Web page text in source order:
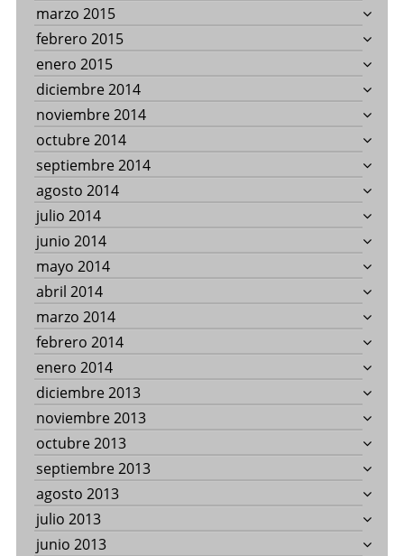
marzo 2015
febrero 2015
enero 2015
diciembre 2014
noviembre 2014
octubre 2014
septiembre 2014
agosto 2014
julio 2014
junio 2014
mayo 2014
abril 2014
marzo 2014
febrero 2014
enero 2014
diciembre 2013
noviembre 2013
octubre 2013
septiembre 2013
agosto 2013
julio 2013
junio 2013